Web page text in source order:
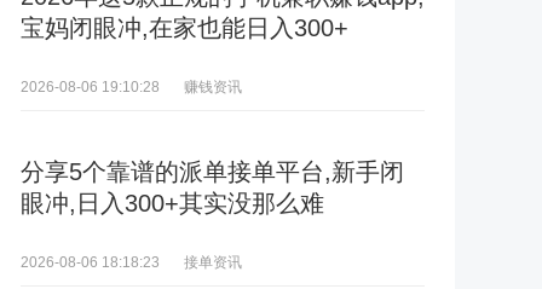
宝妈闭眼冲,在家也能日入300+
2026-08-06 19:10:28 赚钱资讯
分享5个靠谱的派单接单平台,新手闭
眼冲,日入300+其实没那么难
2026-08-06 18:18:23 接单资讯